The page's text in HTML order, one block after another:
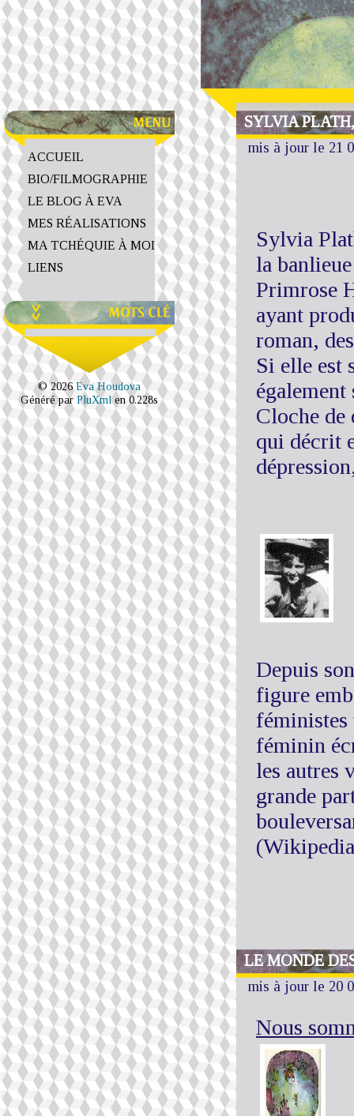
SYLVIA
mis à jour le 21
Sylvia
la
Primrose
ayant
roman,
Si elle est
Cloche de
qui décrit
Depuis
figure
féministes
féminin
les autres
grande
LE MONDE
mis à jour le 20
Nous
ACCUEIL
BIO/FILMOGRAPHIE
LE BLOG À EVA
MES RÉALISATIONS
MA TCHÉQUIE À MOI
LIENS
© 2026Eva Houdova
Généré par PluXmlen 0.228s